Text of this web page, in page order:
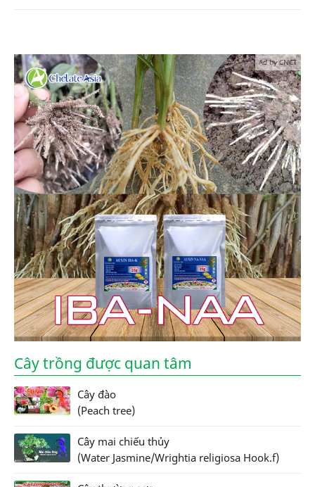
Ad by CNCT
Cây trồng được quan tâm
Cây đào
(Peach tree)
Cây mai chiếu thủy
(Water Jasmine/Wrightia religiosa Hook.f)